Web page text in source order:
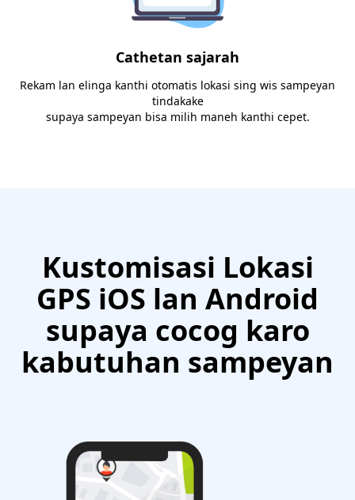
Cathetan sajarah
Rekam lan elinga kanthi otomatis lokasi sing wis sampeyan
tindakake
supaya sampeyan bisa milih maneh kanthi cepet.
Kustomisasi Lokasi
GPS iOS lan Android
supaya cocog karo
kabutuhan sampeyan